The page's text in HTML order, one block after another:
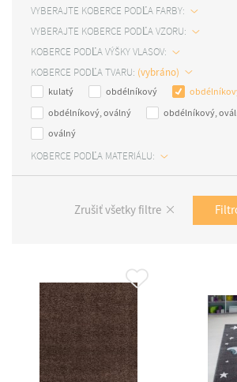
VYBERAJTE KOBERCE PODĽA FARBY:
VYBERAJTE KOBERCE PODĽA VZORU:
KOBERCE PODĽA VÝŠKY VLASOV:
KOBERCE PODĽA TVARU:
kulatý
obdélníkový
obdélníkový, oválný
obdélníkový,
oválný
KOBERCE PODĽA MATERIÁLU:
Zrušiť všetky filtre